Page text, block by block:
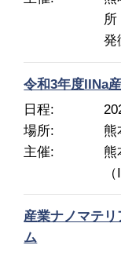
所
発
令和3年度IINa
日程
場所
熊
主催
熊
産業ナノマテ
ム